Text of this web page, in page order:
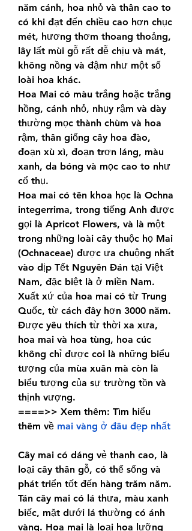
năm cánh, hoa nhỏ và thân cao to
có khi đạt đến chiều cao hơn chục
mét, hương thơm thoang thoảng,
lây lất mùi gỗ rất dễ chịu và mát,
không nồng và đậm như một số
loài hoa khác.
Hoa Mai có màu trắng hoặc trắng
hồng, cánh nhỏ, nhụy rậm và dày
thường mọc thành chùm và hoa
rậm, thân giống cây hoa đào,
đoạn xù xì, đoạn trơn láng, màu
xanh, da bóng và mọc cao to như
cổ thụ.
Hoa mai có tên khoa học là Ochna
integerrima, trong tiếng Anh được
gọi là Apricot Flowers, và là một
trong những loài cây thuộc họ Mai
(Ochnaceae) được ưa chuộng nhất
vào dịp Tết Nguyên Đán tại Việt
Nam, đặc biệt là ở miền Nam.
Xuất xứ của hoa mai có từ Trung
Quốc, từ cách đây hơn 3000 năm.
Được yêu thích từ thời xa xưa,
hoa mai và hoa tùng, hoa cúc
không chỉ được coi là những biểu
tượng của mùa xuân mà còn là
biểu tượng của sự trường tồn và
thịnh vượng.
====>> Xem thêm: Tìm hiểu
thêm về mai vàng ở đâu đẹp nhất
Cây mai có dáng vẻ thanh cao, là
loại cây thân gỗ, có thể sống và
phát triển tốt đến hàng trăm năm.
Tán cây mai có lá thưa, màu xanh
biếc, mặt dưới lá thường có ánh
vàng. Hoa mai là loại hoa lưỡng